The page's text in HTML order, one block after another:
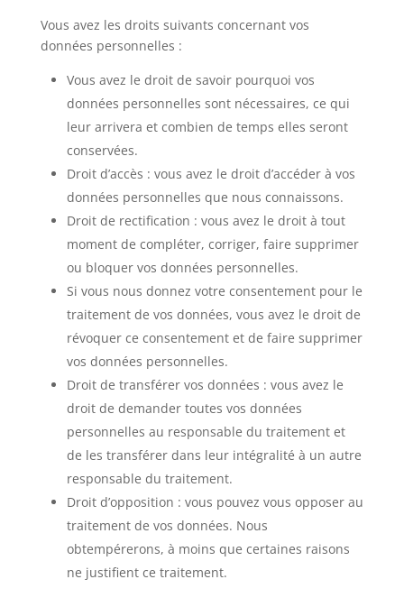
Vous avez les droits suivants concernant vos
données personnelles :
Vous avez le droit de savoir pourquoi vos
données personnelles sont nécessaires, ce qui
leur arrivera et combien de temps elles seront
conservées.
Droit d’accès : vous avez le droit d’accéder à vos
données personnelles que nous connaissons.
Droit de rectification : vous avez le droit à tout
moment de compléter, corriger, faire supprimer
ou bloquer vos données personnelles.
Si vous nous donnez votre consentement pour le
traitement de vos données, vous avez le droit de
révoquer ce consentement et de faire supprimer
vos données personnelles.
Droit de transférer vos données : vous avez le
droit de demander toutes vos données
personnelles au responsable du traitement et
de les transférer dans leur intégralité à un autre
responsable du traitement.
Droit d’opposition : vous pouvez vous opposer au
traitement de vos données. Nous
obtempérerons, à moins que certaines raisons
ne justifient ce traitement.